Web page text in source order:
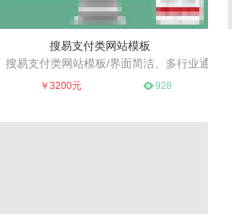
搜易支付类网站模板
搜易支付类网站模板/界面简洁、多行业通
用、易于SEO
专业设计、高端大气、适合多个行业
￥3200元 928